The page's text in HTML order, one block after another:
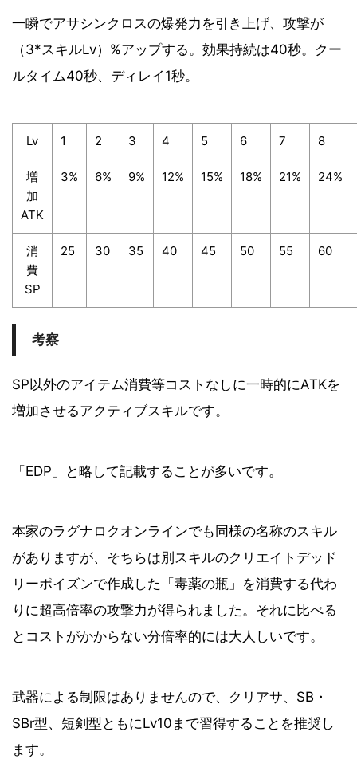
一瞬でアサシンクロスの爆発力を引き上げ、攻撃が
（3*スキルLv）%アップする。効果持続は40秒。クー
ルタイム40秒、ディレイ1秒。
Lv 1 2 3 4 5 6 7 8
増
加
ATK
3% 6% 9% 12% 15% 18% 21% 24%
消
費
SP
25 30 35 40 45 50 55 60
考察
SP以外のアイテム消費等コストなしに一時的にATKを
増加させるアクティブスキルです。
「EDP」と略して記載することが多いです。
本家のラグナロクオンラインでも同様の名称のスキル
がありますが、そちらは別スキルのクリエイトデッド
リーポイズンで作成した「毒薬の瓶」を消費する代わ
りに超高倍率の攻撃力が得られました。それに比べる
とコストがかからない分倍率的には大人しいです。
武器による制限はありませんので、クリアサ、SB・
SBr型、短剣型ともにLv10まで習得することを推奨し
ます。